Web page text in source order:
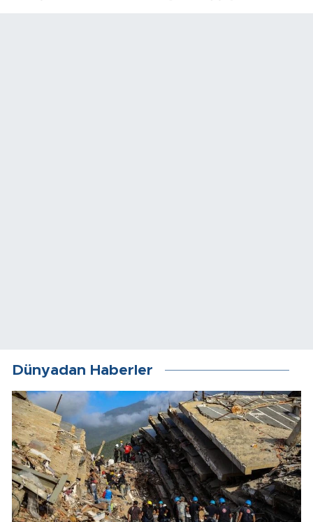
Dünyadan Haberler